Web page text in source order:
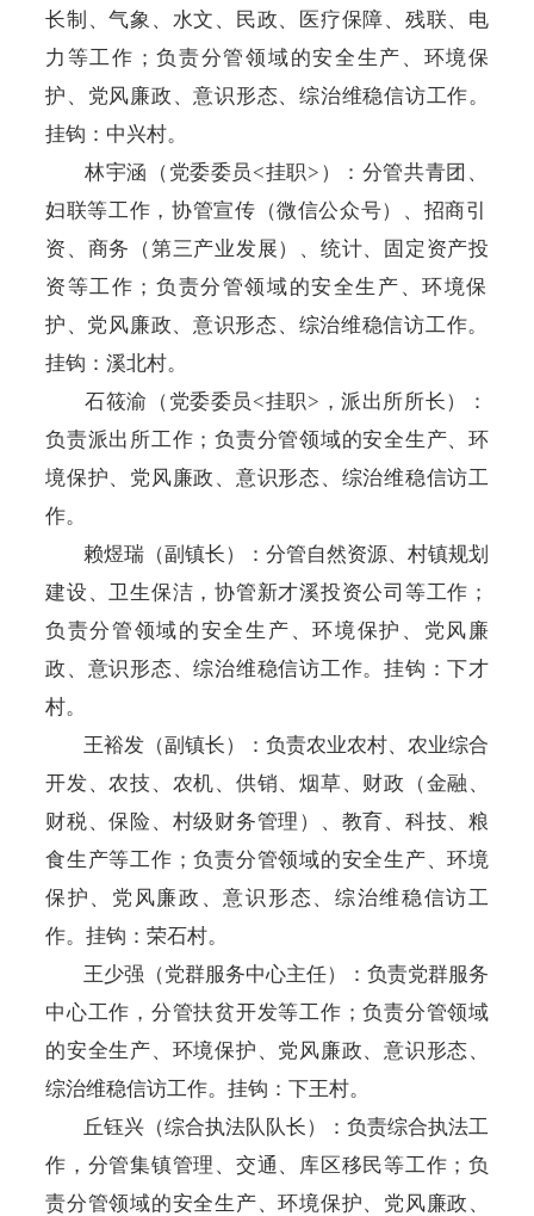
长制、气象、水文、 民政、 医疗保障、残联、 电
力等工作； 负责分管领域的安全生产、环境保
护、党风廉政、意识形态、综治维稳信访工作。
挂钩：中兴村。
林宇涵（党委委员 <挂职> ）： 分管共青团、
妇联等工作， 协管宣传（微信公众号）、 招商引
资、商务（第三产业发展）
、统计、
固定资产投
资等工作 ； 负责分管领域的安全生产、环境保
护、党风廉政、意识形态、综治维稳信访工作。
挂钩：溪北村。
石筱渝
（党委委员 <挂职> ，派出所所长）：
负责派出所工作；负责分管领域的安全生产、环
境保护、党风廉政、意识形态、综治维稳信访工
作。
赖煜瑞（副镇长）：分管自然资源、村镇规划
建设、卫生保洁，协管新才溪投资公司等工作；
负责分管领域的安全生产、环境保护、党风廉
政、意识形态、综治维稳信访工作。挂钩：下才
村。
王裕发 （副镇长） ：负责农业农村、 农业综合
开发、农技、农机、 供销、 烟草、财政（金融、
财税、保险、村级财务管理）、教育、科技、粮
食生产等工作； 负责分管领域的安全生产、环境
保护、党风廉政、意识形态、综治维稳信访工
作。挂钩：荣石村。
王少强（党群服务中心主任）：负责党群服务
中心工作，分管扶贫开发等工作； 负责分管领域
的安全生产、环境保护、党风廉政、意识形态、
综治维稳信访工作。挂钩：下王村。
丘钰兴 （综合执法队队长）：负责综合执法工
作，分管集镇管理、 交通、 库区移民等工作； 负
责分管领域的安全生产、环境保护、党风廉政、